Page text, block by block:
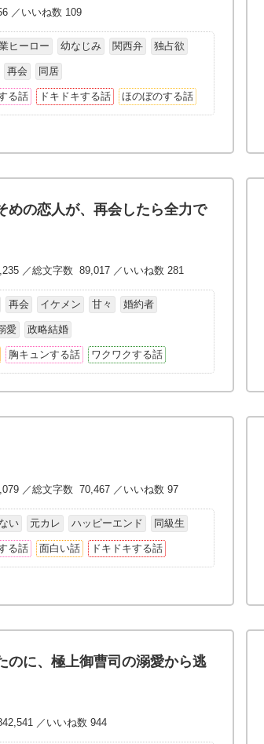
／いいね数 109
ヒーロー 幼なじみ 関西弁 独占欲
再会 同居
る話 ドキドキする話 ほのぼのする話
めの恋人が、再会したら全力で
／総文字数 89,017 ／いいね数 281
再会 イケメン 甘々 婚約者
愛 政略結婚
胸キュンする話 ワクワクする話
／総文字数 70,467 ／いいね数 97
い 元カレ ハッピーエンド 同級生
る話 面白い話 ドキドキする話
のに、極上御曹司の溺愛から逃
／いいね数 944